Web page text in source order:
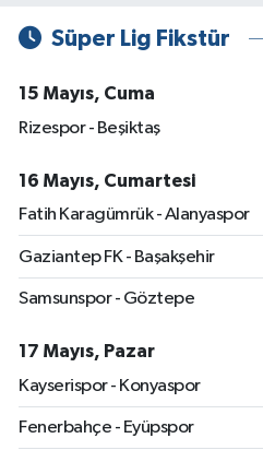
Süper Lig Fikstür
15 Mayıs, Cuma
Rizespor - Beşiktaş
16 Mayıs, Cumartesi
Fatih Karagümrük - Alanyaspor
Gaziantep FK - Başakşehir
Samsunspor - Göztepe
17 Mayıs, Pazar
Kayserispor - Konyaspor
Fenerbahçe - Eyüpspor